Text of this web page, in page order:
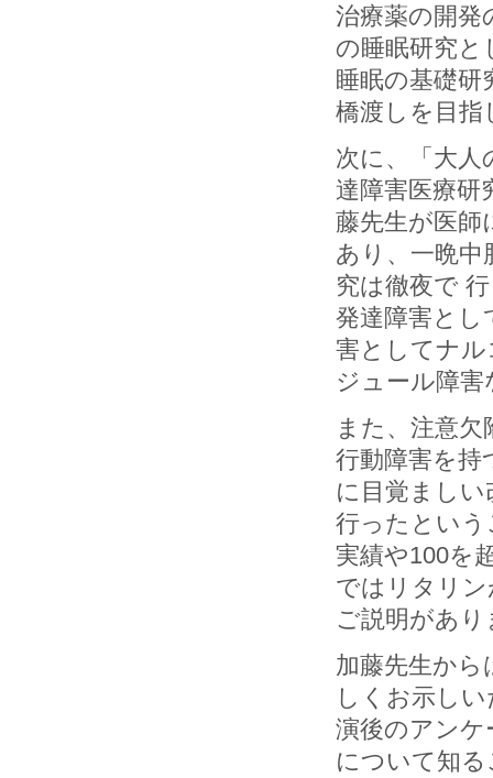
治療薬の開発
の睡眠研究
睡眠の基礎
橋渡しを目指
次に、「大人
達障害医療研
藤先生が医
あり、一晩中
究は徹夜で
発達障害とし
害としてナル
ジュール障
また、注意
行動障害を持
に目覚まし
行ったという
実績や100を
ではリタリ
ご説明があ
加藤先生から
しくお示し
演後のアンケ
について知